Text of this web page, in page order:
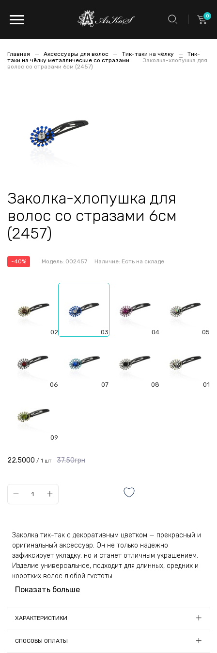
0
Главная Аксессуары для волос Тик-таки на чёлку
Тик-
таки на чёлку металлические со стразами
Заколка-хлопушка для
волос со стразами 6см (2457)
Заколка-хлопушка для
волос со стразами 6см
(2457)
-40% Модель: 002457 Наличие: Есть на складе
02 03 04 05
06 07 08 01
09
37.50грн
22.5000 / 1 шт
Заколка тик-так с декоративным цветком — прекрасный и
оригинальный аксессуар. Он не только надежно
зафиксирует укладку, но и станет отличным украшением.
Изделие универсальное, подходит для длинных, средних и
коротких волос любой густоты.
примечательной. Украшение декорировано множеством
приятно переливаются на ярком свету. Подобный атрибут
Показать больше
ХАРАКТЕРИСТИКИ
Длина, см: 6
СПОСОБЫ ОПЛАТЫ